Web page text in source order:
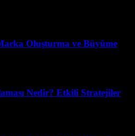
Oluşturma ve Büyüme
Nedir? Etkili Stratejiler